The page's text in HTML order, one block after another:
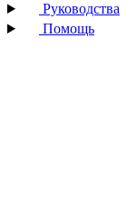
Руководства
Помощь